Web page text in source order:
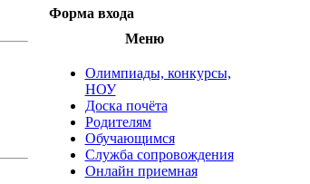
Форма входа
Меню
Олимпиады, конкурсы,
НОУ
Доска почёта
Родителям
Обучающимся
Служба сопровождения
Онлайн приемная